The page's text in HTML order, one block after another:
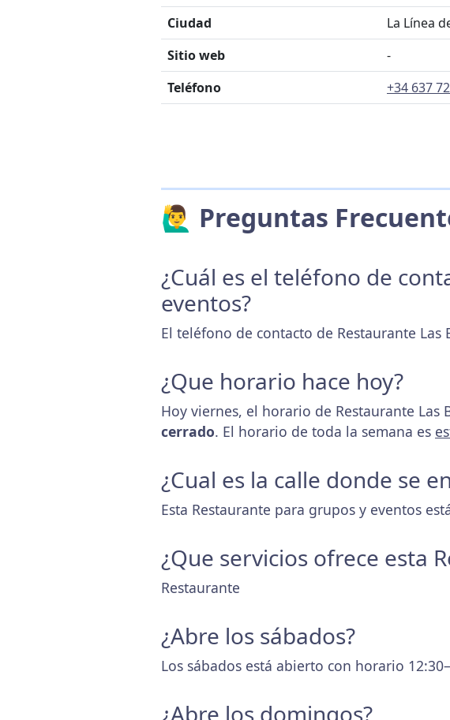
Ciudad
La Línea
Sitio web
-
Teléfono
+34 637
🙋‍♂️ Preguntas
¿Cuál es el teléfono de
eventos?
El teléfono de contacto de Restaurante Las
¿Que horario hace hoy?
Hoy viernes, el horario de Restaurante Las
cerrado. El horario de toda la semana es
¿Cual es la calle donde se
Esta Restaurante para grupos y eventos
¿Que servicios ofrece esta
Restaurante
¿Abre los sábados?
Los sábados está abierto con horario
¿Abre los domingos?